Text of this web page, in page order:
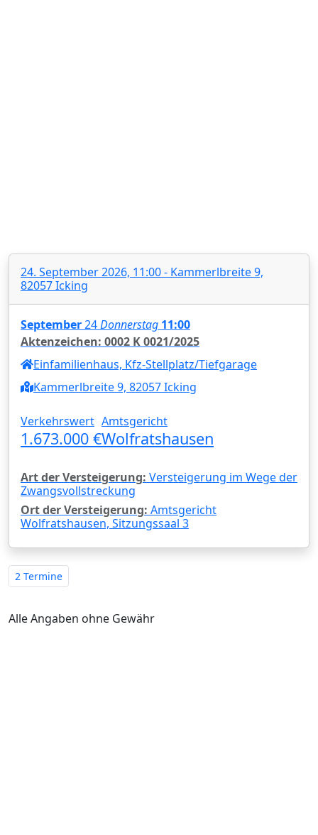
24. September 2026, 11:00 - Kammerlbreite 9,
82057 Icking
September24Donnerstag 11:00
Aktenzeichen: 0002 K 0021/2025
Einfamilienhaus, Kfz-Stellplatz/Tiefgarage
Kammerlbreite 9, 82057 Icking
Verkehrswert
1.673.000 €
Amtsgericht
Wolfratshausen
Art der Versteigerung: Versteigerung im Wege der
Zwangsvollstreckung
Ort der Versteigerung: Amtsgericht
Wolfratshausen, Sitzungssaal 3
2 Termine
Alle Angaben ohne Gewähr